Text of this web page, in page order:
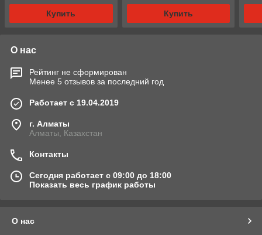
Купить Купить
О нас
Рейтинг не сформирован
Менее 5 отзывов за последний год
Работает с 19.04.2019
г. Алматы
Алматы, Казахстан
Контакты
Сегодня работает с 09:00 до 18:00
Показать весь график работы
О нас